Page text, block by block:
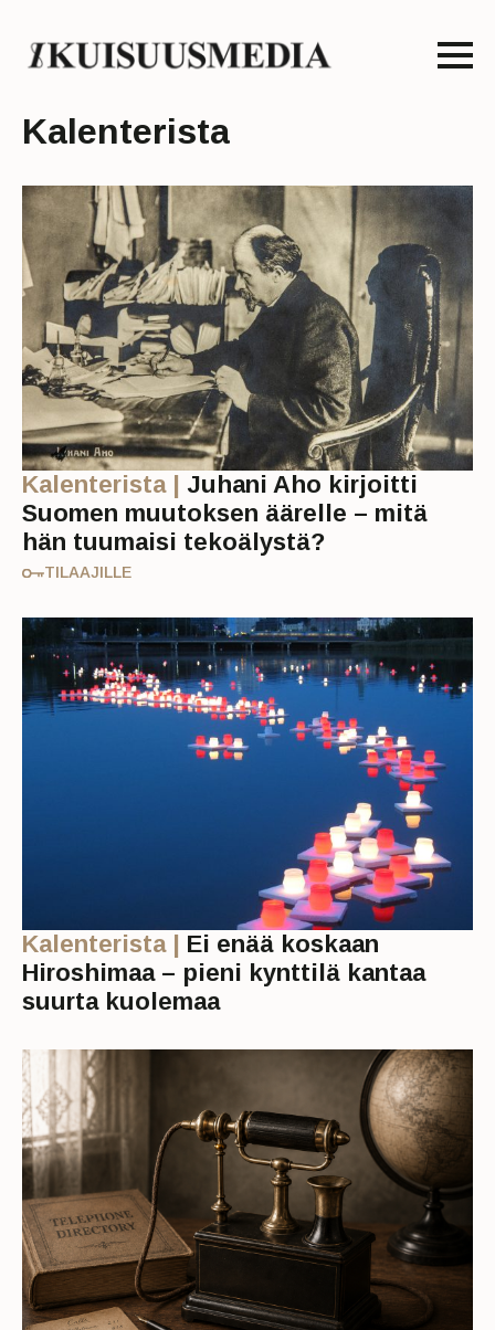
Kalenterista
Kalenterista |
Juhani Aho kirjoitti
Suomen muutoksen äärelle – mitä
hän tuumaisi tekoälystä?
TILAAJILLE
Kalenterista |
Ei enää koskaan
Hiroshimaa – pieni kynttilä kantaa
suurta kuolemaa